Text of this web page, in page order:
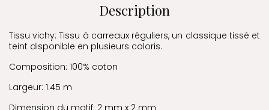
Description
Tissu vichy: Tissu à carreaux réguliers, un classique tissé et
teint disponible en plusieurs coloris.
Composition: 100% coton
Largeur: 1.45 m
Dimension du motif: 2 mm x 2 mm